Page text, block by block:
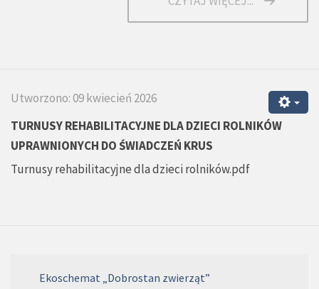
Utworzono: 09 kwiecień 2026
TURNUSY REHABILITACYJNE DLA DZIECI ROLNIKÓW
UPRAWNIONYCH DO ŚWIADCZEŃ KRUS
Turnusy rehabilitacyjne dla dzieci rolników.pdf
Ekoschemat „Dobrostan zwierząt”